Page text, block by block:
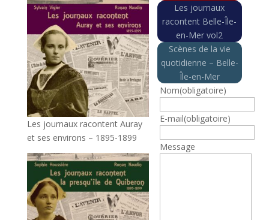
Les journaux racontent Auray
et ses environs – 1895-1899
Les journaux
racontent Belle-Île-
en-Mer vol2
Scènes de la vie
quotidienne – Belle-
Île-en-Mer
Nom(obligatoire)
E-mail(obligatoire)
Message